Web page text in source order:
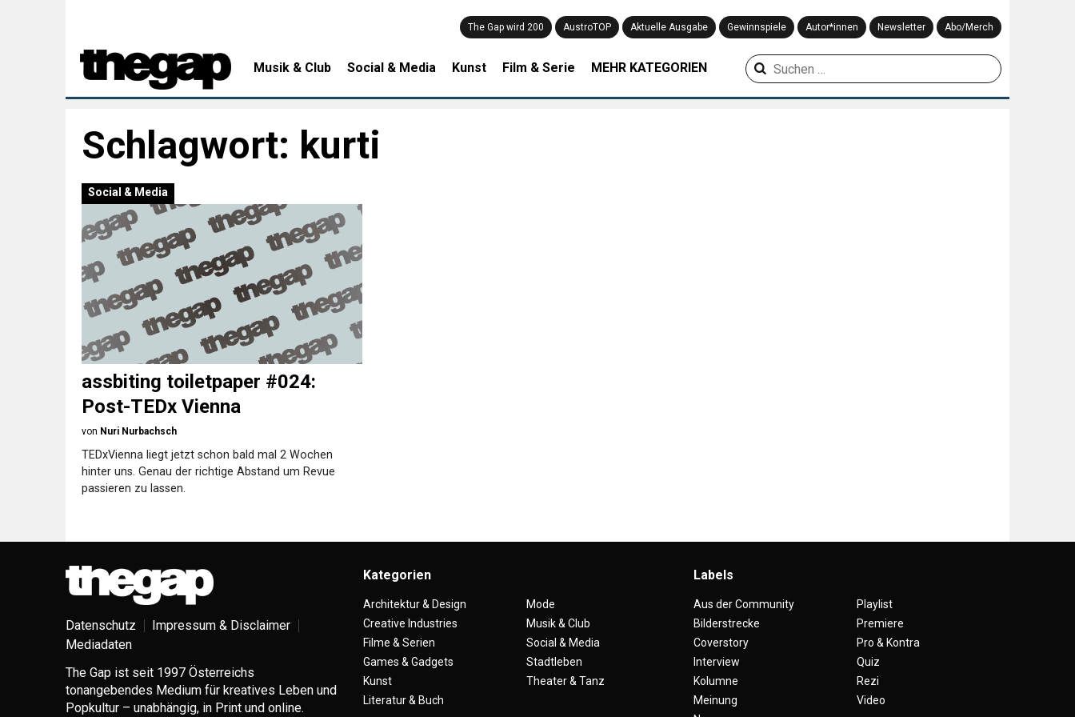
The Gap wird 200 AustroTOP Aktuelle Ausgabe Gewinnspiele Autor*innen Newsletter Abo/Merch
Musik & Club Social & Media Kunst Film & Serie MEHR KATEGORIEN
Suchen
nach:
Schlagwort: kurti
Social & Media
assbiting toiletpaper #024:
Post-TEDx Vienna
von Nuri Nurbachsch
TEDxVienna liegt jetzt schon bald mal 2 Wochen
hinter uns. Genau der richtige Abstand um Revue
passieren zu lassen.
Datenschutz
Impressum & Disclaimer
Mediadaten
The Gap ist seit 1997 Österreichs
tonangebendes Medium für kreatives Leben und
Popkultur – unabhängig, in Print und online.
Kategorien
Architektur & Design
Creative Industries
Filme & Serien
Games & Gadgets
Kunst
Literatur & Buch
Mode
Musik & Club
Social & Media
Stadtleben
Theater & Tanz
Labels
Aus der Community
Bilderstrecke
Coverstory
Interview
Kolumne
Meinung
Playlist
Premiere
Pro & Kontra
Quiz
Rezi
Video